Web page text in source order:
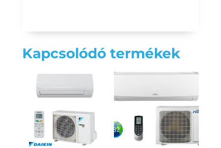
Kapcsolódó termékek